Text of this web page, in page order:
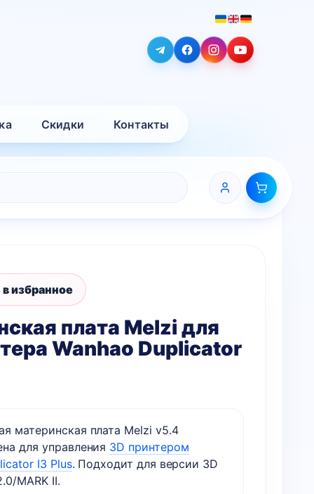
Скидки Контакты
плата Melzi для
Wanhao Duplicator
материнская плата Melzi v5.4
для управления 3D принтером
I3 Plus. Подходит для версии 3D
MARK II.
избранное